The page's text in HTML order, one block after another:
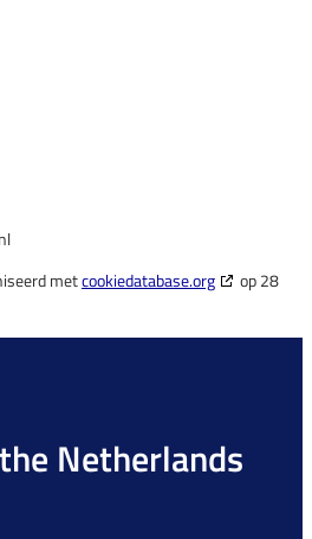
metcookiedatabase.org
op 28
Netherlands